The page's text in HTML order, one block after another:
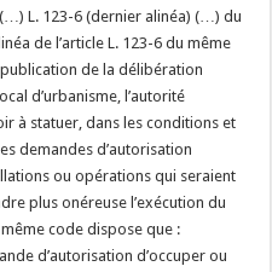
L. 123-6 (dernier alinéa) (…) du
de l’article L. 123-6 du même
de la délibération
d’urbanisme, l’autorité
à statuer, dans les conditions et
demandes d’autorisation
ou opérations qui seraient
plus onéreuse l’exécution du
code dispose que :
d’autorisation d’occuper ou